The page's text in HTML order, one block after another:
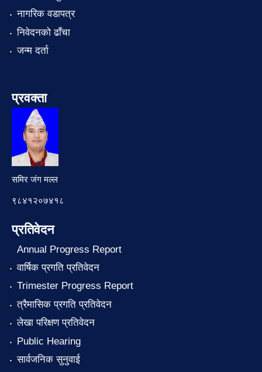
नागरिक वडापत्र
निवेदनको ढाँचा
जन्म दर्ता
प्रवक्ता
समिर जंग मल्ल
९८४१२०७४१८
प्रतिवेदन
Annual Progress Report
वार्षिक प्रगति प्रतिवेदन
Trimester Progress Report
त्रैमासिक प्रगति प्रतिवेदन
लेखा परिक्षण प्रतिवेदन
Public Hearing
सार्वजनिक सुनुवाई